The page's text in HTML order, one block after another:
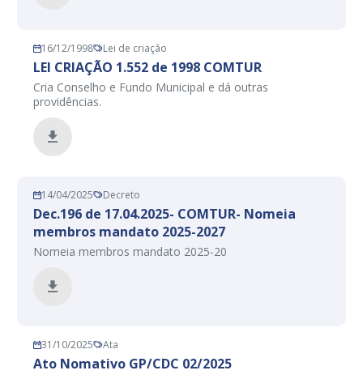
16/12/1998 Lei de criação
LEI CRIAÇÃO 1.552 de 1998 COMTUR
Cria Conselho e Fundo Municipal e dá outras
providências.
14/04/2025 Decreto
Dec.196 de 17.04.2025- COMTUR- Nomeia
membros mandato 2025-2027
Nomeia membros mandato 2025-20
31/10/2025 Ata
Ato Nomativo GP/CDC 02/2025